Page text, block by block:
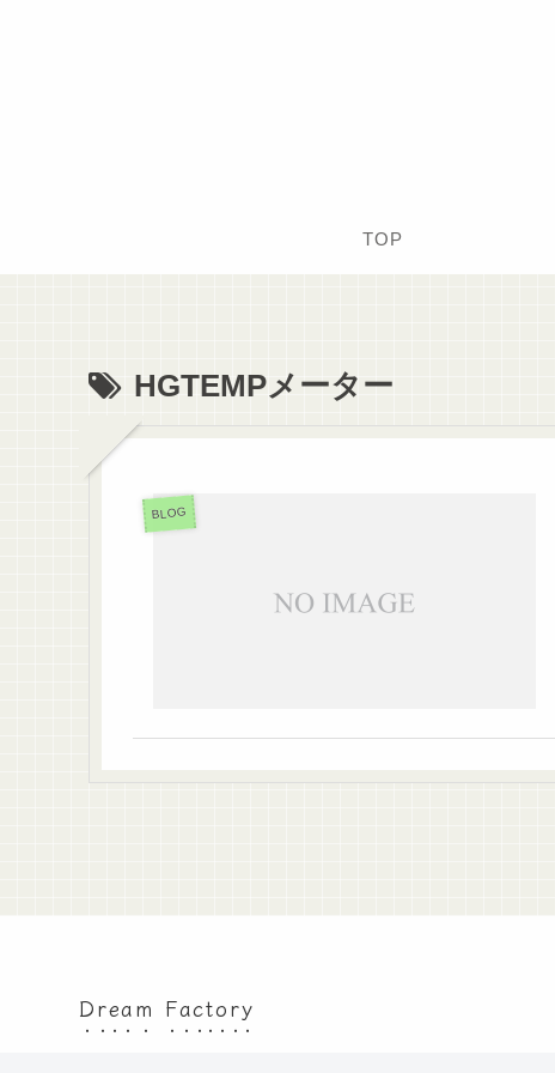
TOP
HGTEMPメーター
BLOG
Dream Factory